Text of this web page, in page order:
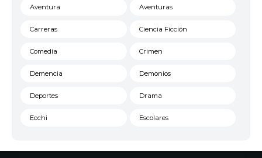
Aventura Aventuras
Carreras Ciencia Ficción
Comedia Crimen
Demencia Demonios
Deportes Drama
Ecchi Escolares